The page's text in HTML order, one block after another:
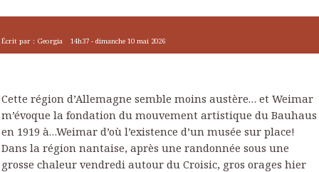
Écrit par : Georgia 14h37 -dimanche 10 mai 2026
Cette région d’Allemagne semble moins austère… et Weimar
m’évoque la fondation du mouvement artistique du Bauhaus
en 1919 à…Weimar d’où l’existence d’un musée sur place!
Dans la région nantaise, après une randonnée sous une
grosse chaleur vendredi autour du Croisic, gros orages hier